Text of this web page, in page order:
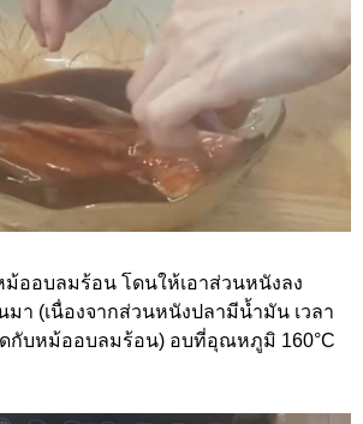
ม้ออบลมร้อน โดนให้เอาส่วนหนังลง
มา (เนื่องจากส่วนหนังปลามีน้ำมัน เวลา
กับหม้ออบลมร้อน) อบที่อุณหภูมิ 160°C